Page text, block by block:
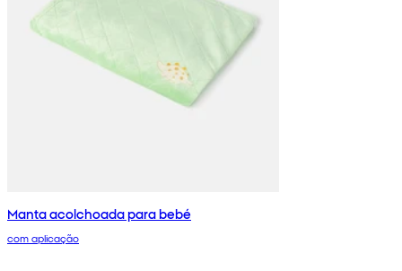
Manta acolchoada para bebé
com aplicação